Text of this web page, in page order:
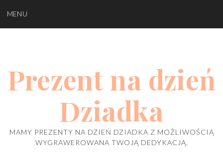
to
MENU
Prezent na dzień
Dziadka
MAMY PREZENTY NA DZIEŃ DZIADKA Z MOŻLIWOŚCIĄ
WYGRAWEROWANA TWOJĄ DEDYKACJĄ.